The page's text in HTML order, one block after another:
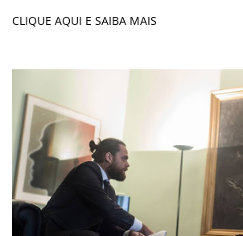
CLIQUE AQUI E SAIBA MAIS